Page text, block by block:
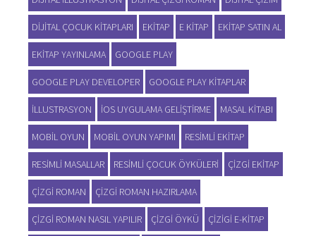
DIJITAL ÇOCUK KITAPLARI EKITAP E KITAP EKITAP SATIN AL
EKITAP YAYINLAMA GOOGLE PLAY
GOOGLE PLAY DEVELOPER GOOGLE PLAY KITAPLAR
ILLUSTRASYON IOS UYGULAMA GELIŞTIRME MASAL KITABI
MOBIL OYUN MOBIL OYUN YAPIMI RESIMLI EKITAP
RESIMLI MASALLAR RESIMLI ÇOCUK ÖYKÜLERI ÇIZGI EKITAP
ÇIZGI ROMAN ÇIZGI ROMAN HAZIRLAMA
ÇIZGI ROMAN NASIL YAPILIR ÇIZGI ÖYKÜ ÇIZIGI E-KITAP